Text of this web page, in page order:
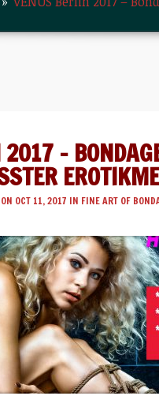
–
ON OCT 11, 2017 IN FINE ART OF